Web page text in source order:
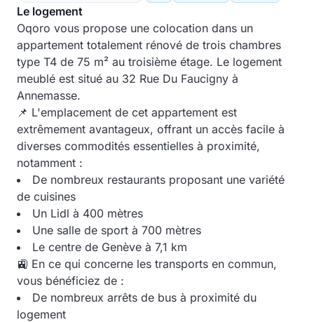
Le logement
Oqoro vous propose une colocation dans un
appartement totalement rénové de trois chambres
type T4 de 75 m² au troisième étage. Le logement
meublé est situé au 32 Rue Du Faucigny à
Annemasse.
📌 L'emplacement de cet appartement est
extrêmement avantageux, offrant un accès facile à
diverses commodités essentielles à proximité,
notamment :
De nombreux restaurants proposant une variété
de cuisines
Un Lidl à 400 mètres
Une salle de sport à 700 mètres
Le centre de Genève à 7,1 km
🚉 En ce qui concerne les transports en commun,
vous bénéficiez de :
De nombreux arrêts de bus à proximité du
logement